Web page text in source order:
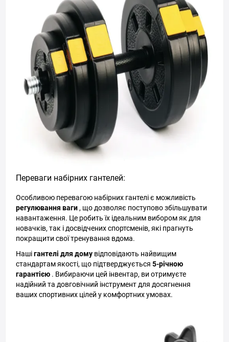
Переваги набірних гантелей:
Особливою перевагою набірних гантелі є можливість
регулювання ваги , що дозволяє поступово збільшувати
навантаження. Це робить їх ідеальним вибором як для
новачків, так і досвідчених спортсменів, які прагнуть
покращити свої тренування вдома.
Нашігантелі для дому відповідають найвищим
стандартам якості, що підтверджується 5-річною
гарантією . Вибираючи цей інвентар, ви отримуєте
надійний та довговічний інструмент для досягнення
ваших спортивних цілей у комфортних умовах.